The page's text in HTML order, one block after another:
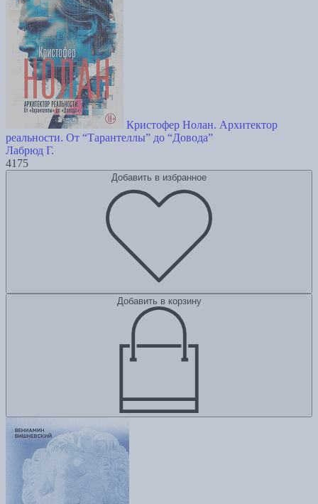
Кристофер Нолан. Архитектор
реальности. От “Тарантеллы” до “Довода”
Лабрюд Г.
4175
Добавить в избранное
Добавить в корзину